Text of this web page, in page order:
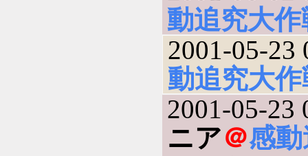
動追究大作
2001-05-23
動追究大作
2001-05-23
ニア＠感